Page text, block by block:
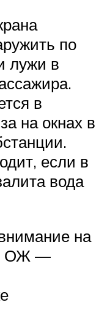
по
лужи в
в
на окнах в
если в
вода
на
ОЖ —